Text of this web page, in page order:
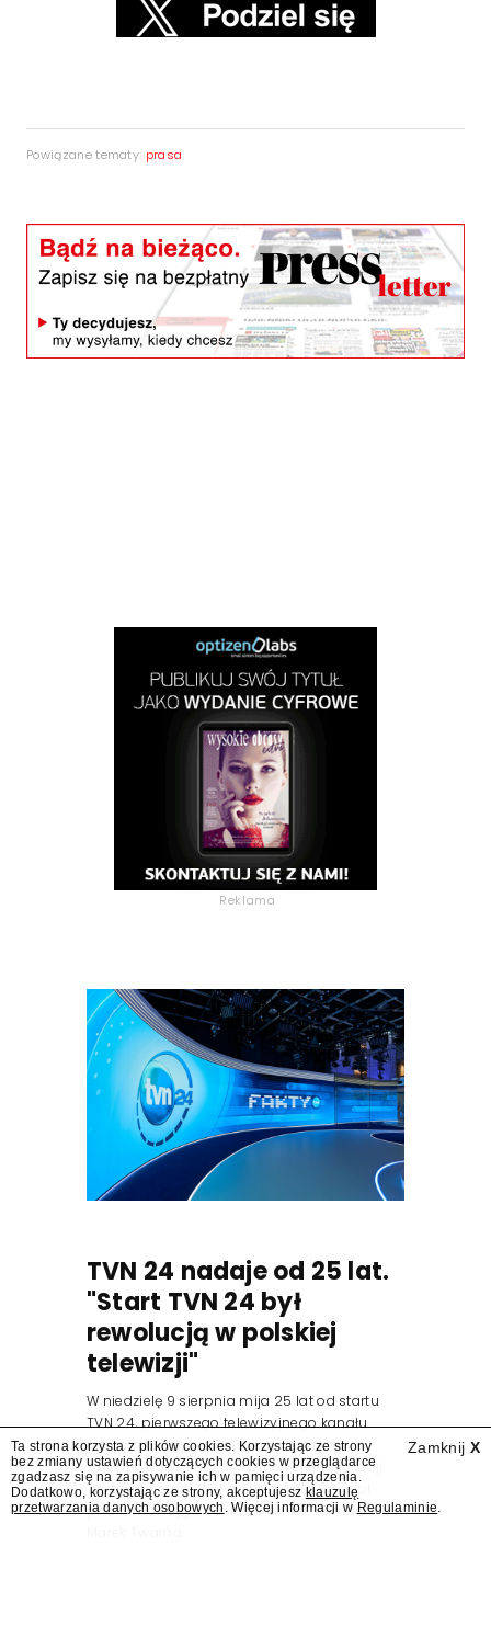
Powiązane tematy: prasa
Reklama
TVN 24 nadaje od 25 lat.
"Start TVN 24 był
rewolucją w polskiej
telewizji"
W niedzielę 9 sierpnia mija 25 lat od startu
TVN 24, pierwszego telewizyjnego kanału
informacyjnego w Polsce. Na ten dzień
zaplanowano finał urodzinowej trasy stacji
"Jesteśmy stąd". 25 lat TVN 24 dla Press.pl
podsumowują Jarosław Kuźniar, Tomasz Lis i
Zamknij X
Ta strona korzysta z plików cookies. Korzystając ze strony
bez zmiany ustawień dotyczących cookies w przeglądarce
zgadzasz się na zapisywanie ich w pamięci urządzenia.
Dodatkowo, korzystając ze strony, akceptujesz klauzulę
przetwarzania danych osobowych . Więcej informacji w Regulaminie.